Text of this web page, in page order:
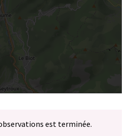
est terminée.